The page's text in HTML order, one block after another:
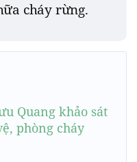
cháy rừng.
Quang khảo sát
phòng cháy